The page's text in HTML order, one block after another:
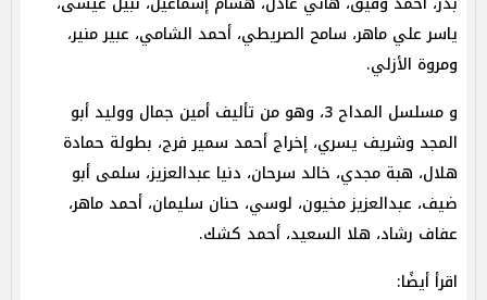
ياسر علي ماهر، سامح الصريطي، أحمد الشامي، عبير منير،
ومروة الأزلي.
و مسلسل المداح 3، وهو من تأليف أمين جمال ووليد أبو
المجد وشريف يسري، إخراج أحمد سمير فرج، بطولة حمادة
هلال، هبة مجدي، خالد سرحان، دنيا عبدالعزيز، سلمى أبو
ضيف، عبدالعزيز مخيون، لوسي، حنان سليمان، أحمد ماهر،
عفاف رشاد، هلا السعيد، أحمد كشك.
اقرأ أيضًا: